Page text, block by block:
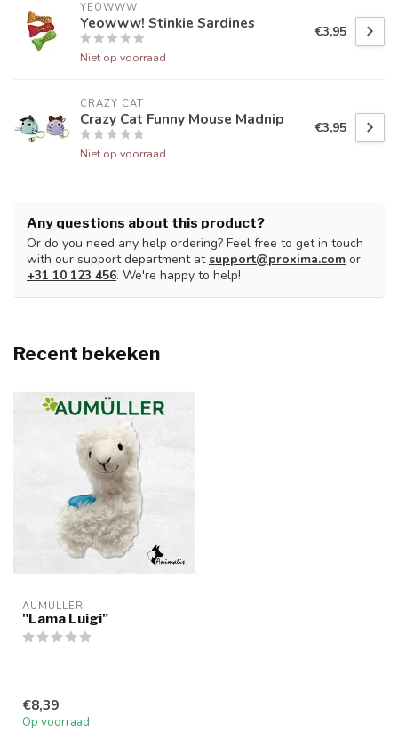
YEOWWW!
Yeowww! Stinkie Sardines
Niet op voorraad
€3,95
CRAZY CAT
Crazy Cat Funny Mouse Madnip
Niet op voorraad
€3,95
Any questions about this product?
Or do you need any help ordering? Feel free to get in touch
with our support department atsupport@proxima.com or
+31 10 123 456. We're happy to help!
Recent bekeken
AUMULLER
"Lama Luigi"
€8,39
Op voorraad